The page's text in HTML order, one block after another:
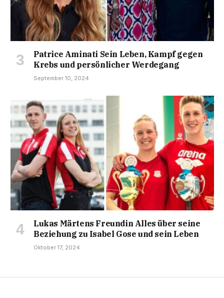
Patrice Aminati Sein Leben, Kampf gegen
Krebs und persönlicher Werdegang
September 10, 2024
Lukas Märtens Freundin Alles über seine
Beziehung zu Isabel Gose und sein Leben
Oktober 17, 2024